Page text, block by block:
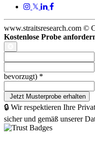
𝕏
www.straitsresearch.com ©
Kostenlose Probe
bevorzugt) *
🔒 Wir respektieren Ihre
sicher und gemäß unserer